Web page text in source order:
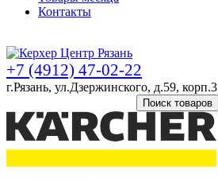
Контакты
+7 (4912) 47-02-22
г.Рязань, ул.Дзержинского, д.59, корп.3
Поиск товаров